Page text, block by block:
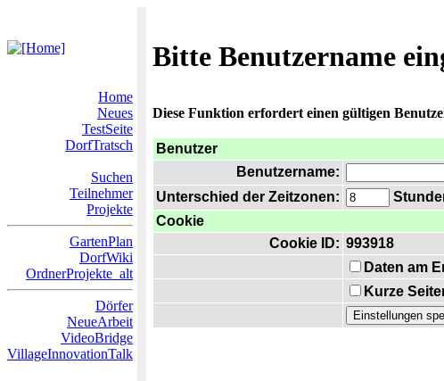
Bitte Benutzername
Home
Neues
TestSeite
DorfTratsch
Suchen
Teilnehmer
Projekte
GartenPlan
DorfWiki
OrdnerProjekte_alt
Dörfer
NeueArbeit
VideoBridge
VillageInnovationTalk
Diese Funktion erfordert einen gültigen
Benutzer
Benutzername:
Unterschied der Zeitzonen:
Cookie
Cookie ID: 993918
Daten am
Kurze